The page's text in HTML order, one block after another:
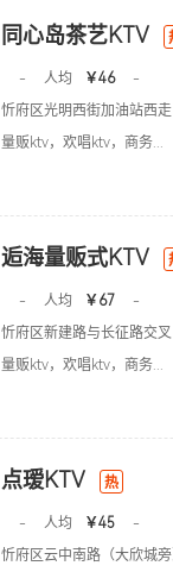
同心岛茶艺KTV
- 人均 ￥46
-
忻府区光明西街加油站西
量贩ktv，欢唱ktv，商务...
逅海量贩式KTV
- 人均 ￥67
-
忻府区新建路与长征路交
量贩ktv，欢唱ktv，商务...
点瑷KTV 热
- 人均 ￥45
-
忻府区云中南路（大欣城